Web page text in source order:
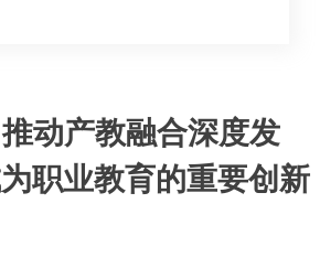
动产教融合深度发
职业教育的重要创新